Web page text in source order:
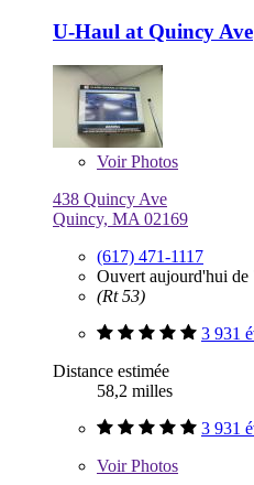
U-Haul at Quincy Ave
VoirPhotos
438 Quincy Ave
Quincy, MA 02169
(617) 471-1117
Ouvert aujourd'hui de
(Rt 53)
3 931
Distance estimée
58,2 milles
3 931
VoirPhotos